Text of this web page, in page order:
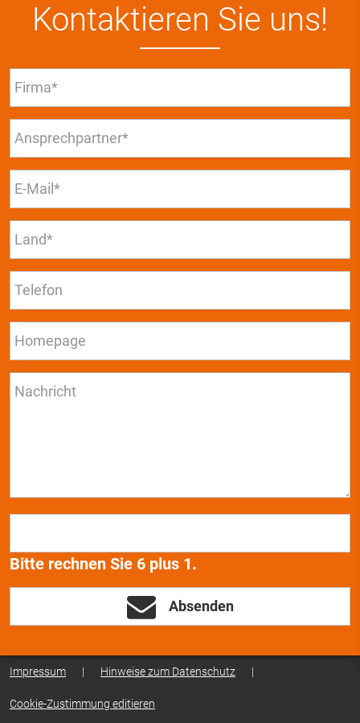
Kontaktieren Sie uns!
Bitte rechnen Sie 6 plus 1.
Absenden
Impressum | Hinweise zum Datenschutz |
Cookie-Zustimmung editieren